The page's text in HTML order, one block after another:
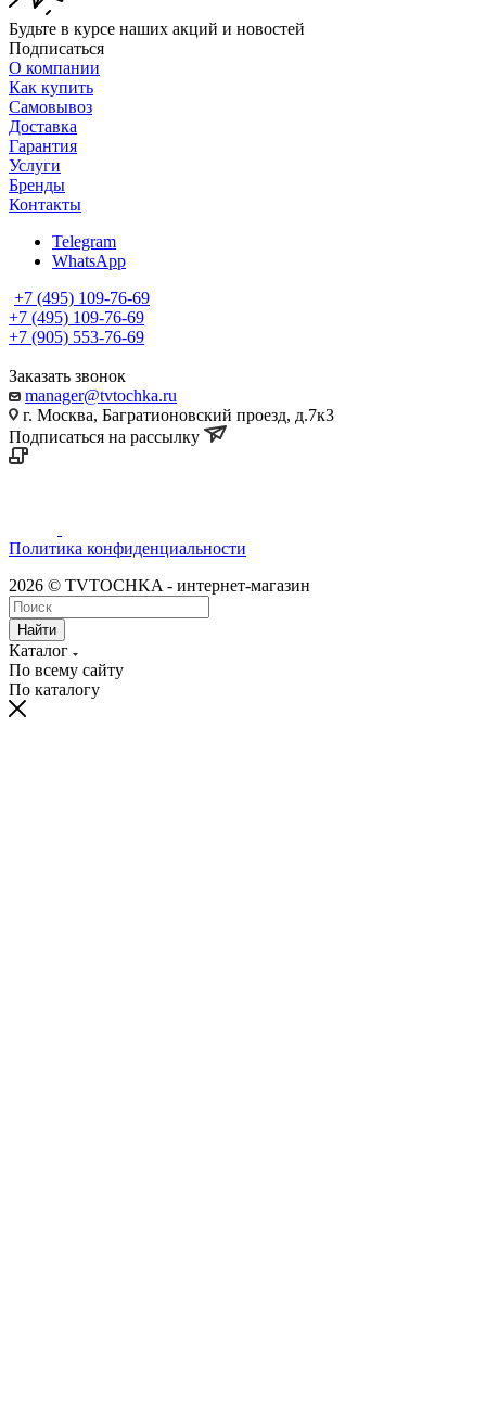
Будьте в курсе наших акций и новостей
Подписаться
О компании
Как купить
Самовывоз
Доставка
Гарантия
Услуги
Бренды
Контакты
Telegram
WhatsApp
+7 (495) 109-76-69
+7 (495) 109-76-69
+7 (905) 553-76-69
Заказать звонок
manager@tvtochka.ru
г. Москва, Багратионовский проезд, д.7к3
Подписаться на рассылку
Политика конфиденциальности
2026 © TVTOCHKA - интернет-магазин
Найти
Каталог
По всему сайту
По каталогу